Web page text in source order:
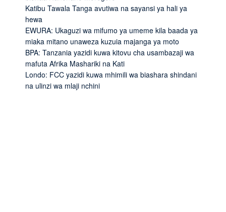
Katibu Tawala Tanga avutiwa na sayansi ya hali ya
hewa
EWURA: Ukaguzi wa mifumo ya umeme kila baada ya
miaka mitano unaweza kuzuia majanga ya moto
BPA: Tanzania yazidi kuwa kitovu cha usambazaji wa
mafuta Afrika Mashariki na Kati
Londo: FCC yazidi kuwa mhimili wa biashara shindani
na ulinzi wa mlaji nchini